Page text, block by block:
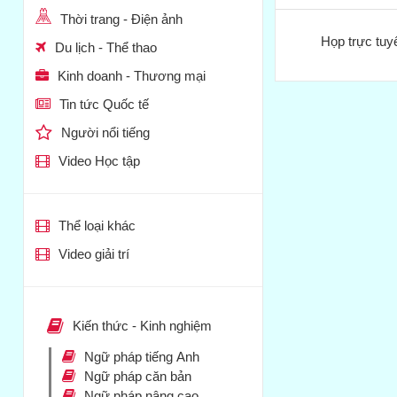
Thời trang - Điện ảnh
Du lịch - Thể thao
Kinh doanh - Thương mại
Tin tức Quốc tế
Người nổi tiếng
Video Học tập
Thể loại khác
Video giải trí
Kiến thức - Kinh nghiệm
Ngữ pháp tiếng Anh
Ngữ pháp căn bản
Họp trực